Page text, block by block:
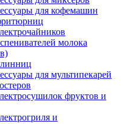
для кофемашин
молока
для мультипекарей
фруктов и
и